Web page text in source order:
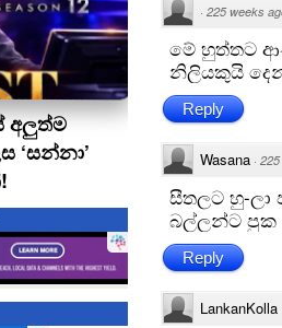
අලුත්ම
‘සන්නා’
· 225 weeks
මේ හුත්තට
නිලියකුයි
Reply
Wasana ·
සීතලට හු-
බල්ලන්ට පුක
Reply
LankanKolla